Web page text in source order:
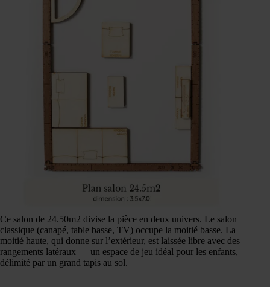
Ce salon de 24.50m2 divise la pièce en deux univers. Le salon
classique (canapé, table basse, TV) occupe la moitié basse. La
moitié haute, qui donne sur l’extérieur, est laissée libre avec des
rangements latéraux — un espace de jeu idéal pour les enfants,
délimité par un grand tapis au sol.